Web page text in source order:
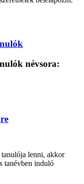
névsora:
lenni, akkor
tanévben induló